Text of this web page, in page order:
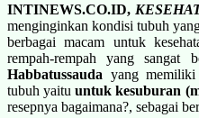
INTINEWS.CO.ID,
menginginkan kondisi tubuh
berbagai macam untuk
rempah-rempah yang sangat
Habbatussauda yang memiliki
tubuh yaituuntuk kesuburan
resepnya bagaimana?, sebagai